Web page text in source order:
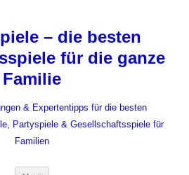
– die besten
für die ganze
Familie
& Expertentipps für die besten
Partyspiele & Gesellschaftsspiele für
Familien